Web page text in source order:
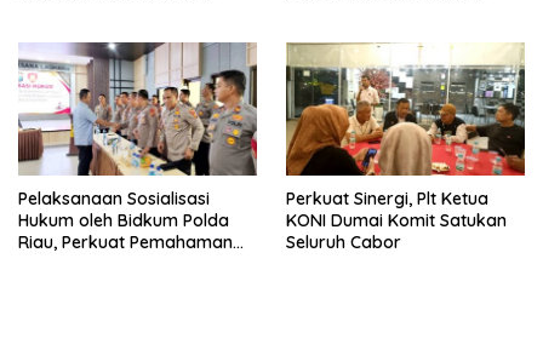
RI
Pelaksanaan Sosialisasi
Hukum oleh Bidkum Polda
Riau, Perkuat Pemahaman
Perkuat Sinergi, Plt Ketua
KONI Dumai Komit Satukan
Seluruh Cabor